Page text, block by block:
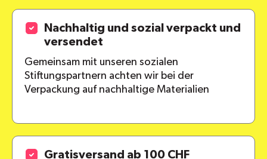
Nachhaltig und sozial verpackt und
versendet
Gemeinsam mit unseren sozialen
Stiftungspartnern achten wir bei der
Verpackung auf nachhaltige Materialien
Gratisversand ab 100 CHF